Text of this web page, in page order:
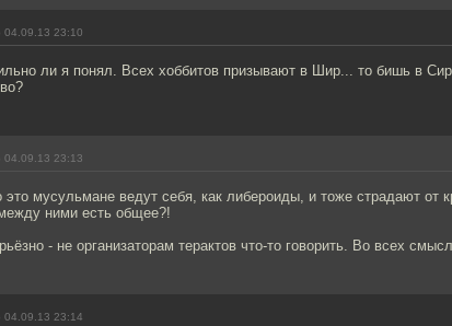
04.09.13 23:10
ли я понял. Всех хоббитов призывают в Шир... то бишь в
04.09.13 23:13
это мусульмане ведут себя, как либероиды, и тоже страдают от
ними есть общее?!
- не организаторам терактов что-то говорить. Во всех
04.09.13 23:14